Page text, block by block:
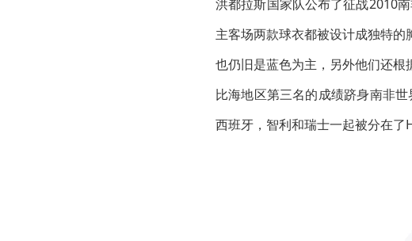
洪都拉斯国家队公布了征战2010
主客场两款球衣都被设计成独特
也仍旧是蓝色为主，另外他们还
比海地区第三名的成绩跻身南非
西班牙，智利和瑞士一起被分在了H